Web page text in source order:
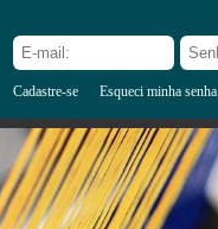
Cadastre-se
Esqueci minha senha